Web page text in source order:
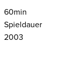
60min
Spieldauer
2003